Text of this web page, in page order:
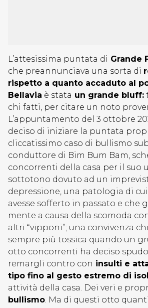
L’attesissima puntata di Grande
che preannunciava una sorta di
rispetto a quanto accaduto al
Bellavia è stata un grande bluff:
chi fatti, per citare un noto
L’appuntamento del 3 ottobre
deciso di iniziare la puntata
cliccatissimo caso di bullismo
conduttore di Bim Bum Bam,
concorrenti della casa per il suo
sottotono dovuto ad un
depressione, una patologia di
avesse sofferto in passato e che
mente a causa della scomoda
altri “vipponi”; una convivenza
sempre più tossica quando un
otto concorrenti ha deciso
remargli contro con insulti e
tipo fino al gesto estremo di
attività della casa. Dei veri e
bullismo. Ma di questi otto